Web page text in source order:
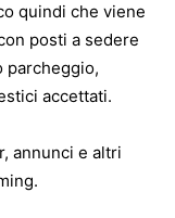
quindi che viene
posti a sedere
parcheggio,
accettati.
annunci e altri